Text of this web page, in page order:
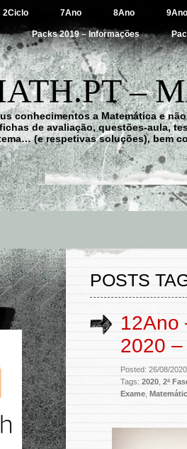
2Ciclo 7Ano 8Ano 9Ano
Packs 2019 – Informações
–
conhecimentos a Matemática e
de avaliação, questões-aula,
(e respetivas soluções), bem
POSTS
12Ano
2020 –
Posted: 26/08/
Tags: 2020 2ª
Exame